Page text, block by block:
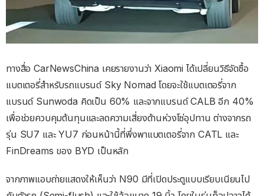
ทางสื่อ CarNewsChina เคยรายงานว่า Xiaomi ได้เปลี่ยนวิธีจัดซื้อ
แบตเตอรี่สำหรับรถแบรนด์ Sky Nomad โดยจะใช้แบตเตอรี่จาก
แบรนด์ Sunwoda คิดเป็น 60% และจากแบรนด์ CALB อีก 40%
เพื่อช่วยควบคุมต้นทุนและลดความเสี่ยงด้านห่วงโซ่อุปทาน ต่างจากรถ
รุ่น SU7 และ YU7 ก่อนหน้านี้ที่พึ่งพาแบตเตอรี่จาก CATL และ
FinDreams ของ BYD เป็นหลัก
จากภาพแอบถ่ายแสดงให้เห็นว่า N90 มีที่เปิดประตูแบบเรียบเนียนไป